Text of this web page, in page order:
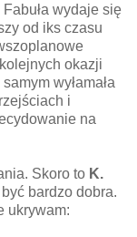
wydaje się
od iks czasu
okazji
wyłamała
i
na
Skoro to K.
bardzo dobra.
ukrywam: